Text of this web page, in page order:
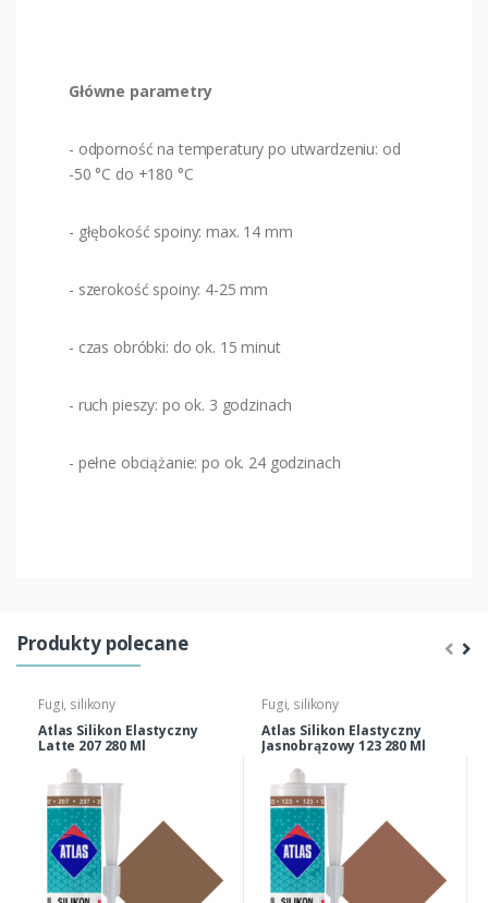
Główne parametry
- odporność na temperatury po utwardzeniu: od
-50 °C do +180 °C
- głębokość spoiny: max. 14 mm
- szerokość spoiny: 4-25 mm
- czas obróbki: do ok. 15 minut
- ruch pieszy: po ok. 3 godzinach
- pełne obciążanie: po ok. 24 godzinach
Produkty polecane
Fugi, silikony
Atlas Silikon Elastyczny
Latte 207 280 Ml
Fugi, silikony
Atlas Silikon Elastyczny
Jasnobrązowy 123 280 Ml